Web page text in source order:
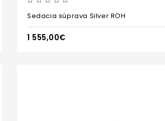
Sedacia súprava Silver ROH
1 555,00€